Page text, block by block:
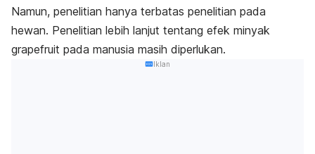
Namun, penelitian hanya terbatas penelitian pada
hewan. Penelitian lebih lanjut tentang efek minyak
grapefruit pada manusia masih diperlukan.
Iklan